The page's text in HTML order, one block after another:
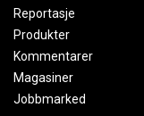
Reportasje
Produkter
Kommentarer
Magasiner
Jobbmarked